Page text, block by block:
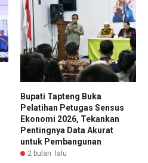
Bupati Tapteng Buka
Pelatihan Petugas Sensus
Ekonomi 2026, Tekankan
Pentingnya Data Akurat
untuk Pembangunan
2 bulan lalu